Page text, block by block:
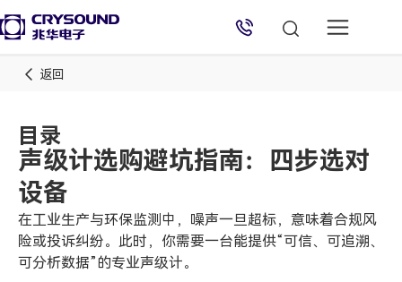
返回
目录
声级计选购避坑指南：四步选对
设备
在工业生产与环保监测中，噪声一旦超标，意味着合规风
险或投诉纠纷。此时，你需要一台能提供“可信、可追溯、
可分析数据”的专业声级计。
兆华电子技术支持
技术支持专员